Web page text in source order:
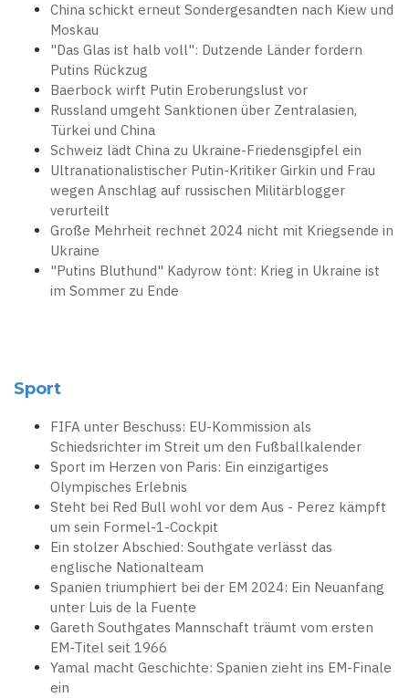
China schickt erneut Sondergesandten nach Kiew und
Moskau
"Das Glas ist halb voll": Dutzende Länder fordern
Putins Rückzug
Baerbock wirft Putin Eroberungslust vor
Russland umgeht Sanktionen über Zentralasien,
Türkei und China
Schweiz lädt China zu Ukraine-Friedensgipfel ein
Ultranationalistischer Putin-Kritiker Girkin und Frau
wegen Anschlag auf russischen Militärblogger
verurteilt
Große Mehrheit rechnet 2024 nicht mit Kriegsende in
Ukraine
"Putins Bluthund" Kadyrow tönt: Krieg in Ukraine ist
im Sommer zu Ende
Sport
FIFA unter Beschuss: EU-Kommission als
Schiedsrichter im Streit um den Fußballkalender
Sport im Herzen von Paris: Ein einzigartiges
Olympisches Erlebnis
Steht bei Red Bull wohl vor dem Aus - Perez kämpft
um sein Formel-1-Cockpit
Ein stolzer Abschied: Southgate verlässt das
englische Nationalteam
Spanien triumphiert bei der EM 2024: Ein Neuanfang
unter Luis de la Fuente
Gareth Southgates Mannschaft träumt vom ersten
EM-Titel seit 1966
Yamal macht Geschichte: Spanien zieht ins EM-Finale
ein